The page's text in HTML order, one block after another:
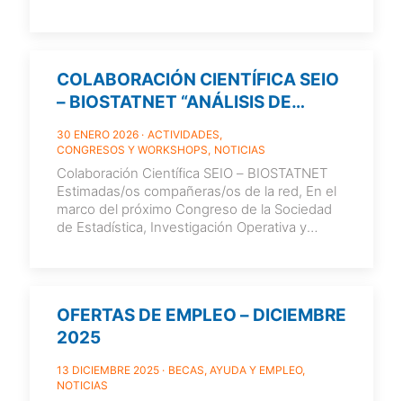
COLABORACIÓN CIENTÍFICA SEIO
– BIOSTATNET “ANÁLISIS DE
30 ENERO 2026
ACTIVIDADES
CONGRESOS Y WORKSHOPS NOTICIAS
Colaboración Científica SEIO – BIOSTATNET
Estimadas/os compañeras/os de la red, En el
marco del próximo Congreso de la Sociedad
de Estadística, Investigación Operativa y
OFERTAS DE EMPLEO – DICIEMBRE
2025
13 DICIEMBRE 2025
BECAS, AYUDA Y EMPLEO
NOTICIAS